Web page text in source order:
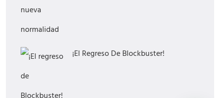
¡El Regreso De Blockbuster!